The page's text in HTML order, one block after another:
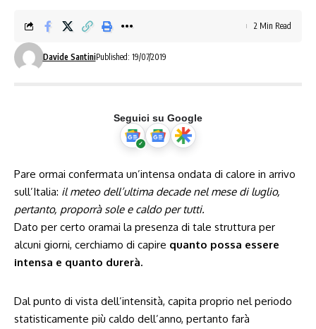
Davide SantiniPublished: 19/07/2019
2 Min Read
Seguici su Google
Pare ormai confermata un’intensa ondata di calore in arrivo
sull’Italia: il meteo dell’ultima decade nel mese di luglio,
pertanto, proporrà sole e caldo per tutti.
Dato per certo oramai la presenza di tale struttura per
alcuni giorni, cerchiamo di capire quanto possa essere
intensa e quanto durerà.
Dal punto di vista dell’intensità, capita proprio nel periodo
statisticamente più caldo dell’anno, pertanto farà